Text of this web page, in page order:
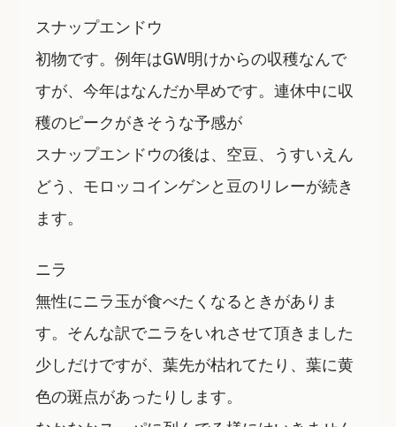
スナップエンドウ
初物です。例年はGW明けからの収穫なんで
すが、今年はなんだか早めです。連休中に収
穫のピークがきそうな予感が
スナップエンドウの後は、空豆、うすいえん
どう、モロッコインゲンと豆のリレーが続き
ます。
ニラ
無性にニラ玉が食べたくなるときがありま
す。そんな訳でニラをいれさせて頂きました
少しだけですが、葉先が枯れてたり、葉に黄
色の斑点があったりします。